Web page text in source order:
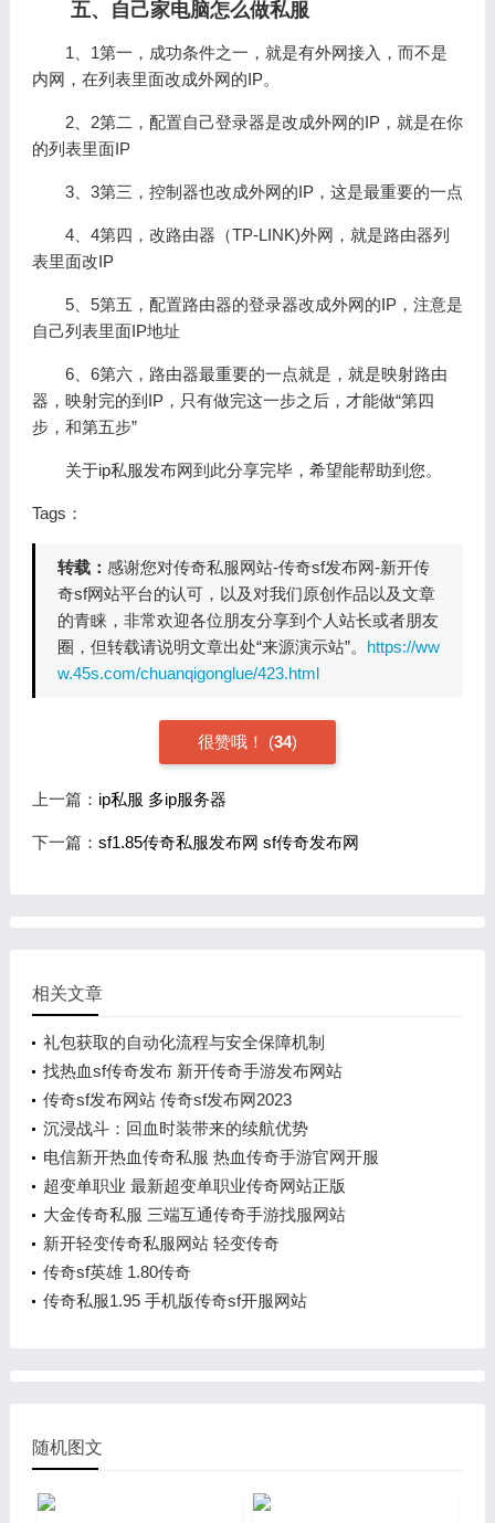
五、自己家电脑怎么做私服
1、1第一，成功条件之一，就是有外网接入，而不是
内网，在列表里面改成外网的IP。
2、2第二，配置自己登录器是改成外网的IP，就是在你
的列表里面IP
3、3第三，控制器也改成外网的IP，这是最重要的一点
4、4第四，改路由器（TP-LINK)外网，就是路由器列
表里面改IP
5、5第五，配置路由器的登录器改成外网的IP，注意是
自己列表里面IP地址
6、6第六，路由器最重要的一点就是，就是映射路由
器，映射完的到IP，只有做完这一步之后，才能做“第四
步，和第五步”
关于ip私服发布网到此分享完毕，希望能帮助到您。
Tags：
转载： 感谢您对传奇私服网站-传奇sf发布网-新开传
奇sf网站平台的认可，以及对我们原创作品以及文章
的青睐，非常欢迎各位朋友分享到个人站长或者朋友
圈，但转载请说明文章出处“来源演示站”。 https://ww
w.45s.com/chuanqigonglue/423.html
很赞哦！ (34)
上一篇： ip私服 多ip服务器
下一篇： sf1.85传奇私服发布网 sf传奇发布网
相关文章
礼包获取的自动化流程与安全保障机制
找热血sf传奇发布 新开传奇手游发布网站
传奇sf发布网站 传奇sf发布网2023
沉浸战斗：回血时装带来的续航优势
电信新开热血传奇私服 热血传奇手游官网开服
超变单职业 最新超变单职业传奇网站正版
大金传奇私服 三端互通传奇手游找服网站
新开轻变传奇私服网站 轻变传奇
传奇sf英雄 1.80传奇
传奇私服1.95 手机版传奇sf开服网站
随机图文